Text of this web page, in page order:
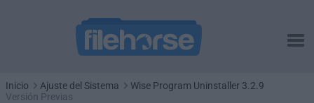
Inicio Ajuste del Sistema
Wise Program Uninstaller 3.2.9
Versión Previas